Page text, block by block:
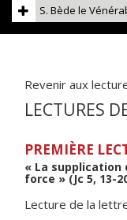
S. Bède le
Revenir aux
LECTURES
PREMIÈRE
« La supplication
force » (Jc 5, 13-
Lecture de la